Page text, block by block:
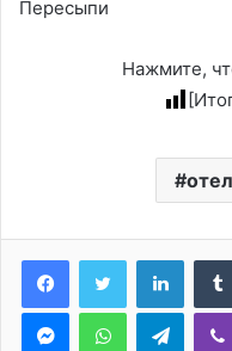
Пересыпи
Нажмите,
MessengerWhatsApp